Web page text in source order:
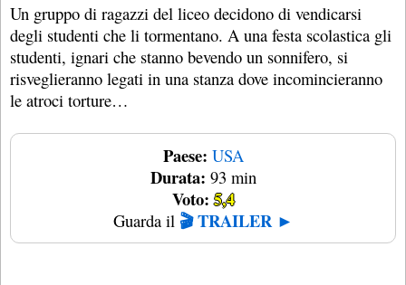
Un gruppo di ragazzi del liceo decidono di vendicarsi
degli studenti che li tormentano. A una festa scolastica gli
studenti, ignari che stanno bevendo un sonnifero, si
risveglieranno legati in una stanza dove incomincieranno
le atroci torture…
Paese: USA
Durata: 93 min
Voto: 5,4
Guarda il 🎬 TRAILER ►